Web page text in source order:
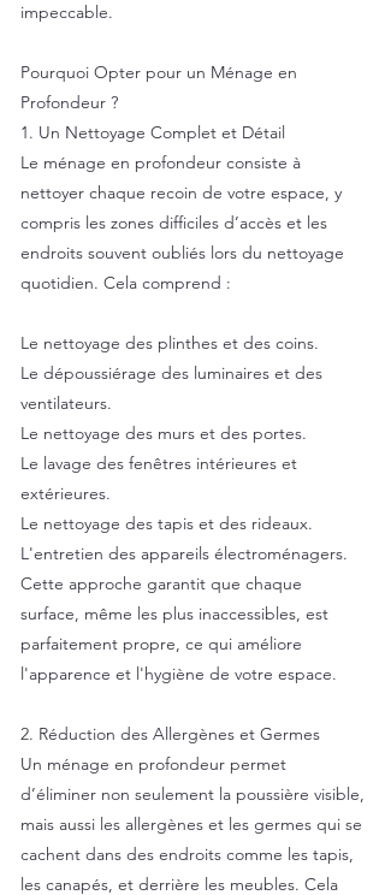
impeccable.
Pourquoi Opter pour un Ménage en
Profondeur ?
1. Un Nettoyage Complet et Détail
Le ménage en profondeur consiste à
nettoyer chaque recoin de votre espace, y
compris les zones difficiles d’accès et les
endroits souvent oubliés lors du nettoyage
quotidien. Cela comprend :
Le nettoyage des plinthes et des coins.
Le dépoussiérage des luminaires et des
ventilateurs.
Le nettoyage des murs et des portes.
Le lavage des fenêtres intérieures et
extérieures.
Le nettoyage des tapis et des rideaux.
L'entretien des appareils électroménagers.
Cette approche garantit que chaque
surface, même les plus inaccessibles, est
parfaitement propre, ce qui améliore
l'apparence et l'hygiène de votre espace.
2. Réduction des Allergènes et Germes
Un ménage en profondeur permet
d’éliminer non seulement la poussière visible,
mais aussi les allergènes et les germes qui se
cachent dans des endroits comme les tapis,
les canapés, et derrière les meubles. Cela